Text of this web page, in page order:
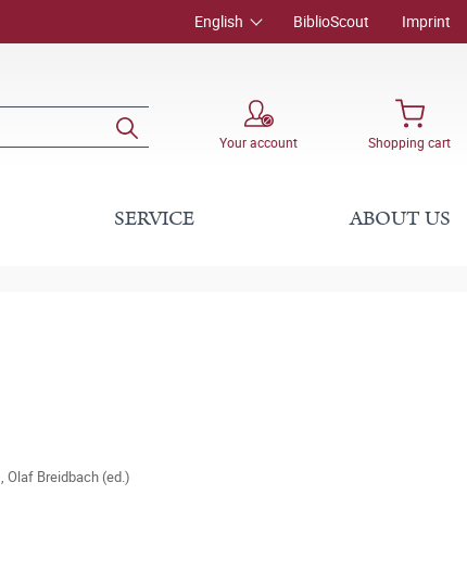
English BiblioScout Imprint
Your account Shopping cart
SERVICE ABOUT US
, Olaf Breidbach (ed.)